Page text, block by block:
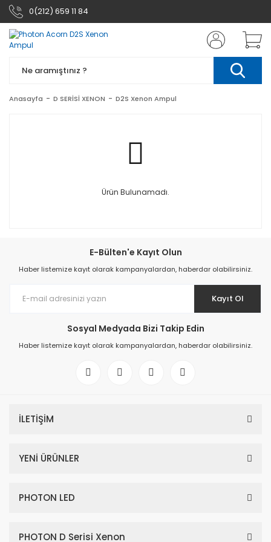
0(212) 659 11 84
Anasayfa D SERİSİ XENON D2S Xenon Ampul
Ürün Bulunamadı.
E-Bülten'e Kayıt Olun
Haber listemize kayıt olarak kampanyalardan, haberdar olabilirsiniz.
Kayıt Ol
Sosyal Medyada Bizi Takip Edin
Haber listemize kayıt olarak kampanyalardan, haberdar olabilirsiniz.
İLETİŞİM
YENİ ÜRÜNLER
PHOTON LED
PHOTON D Serisi Xenon